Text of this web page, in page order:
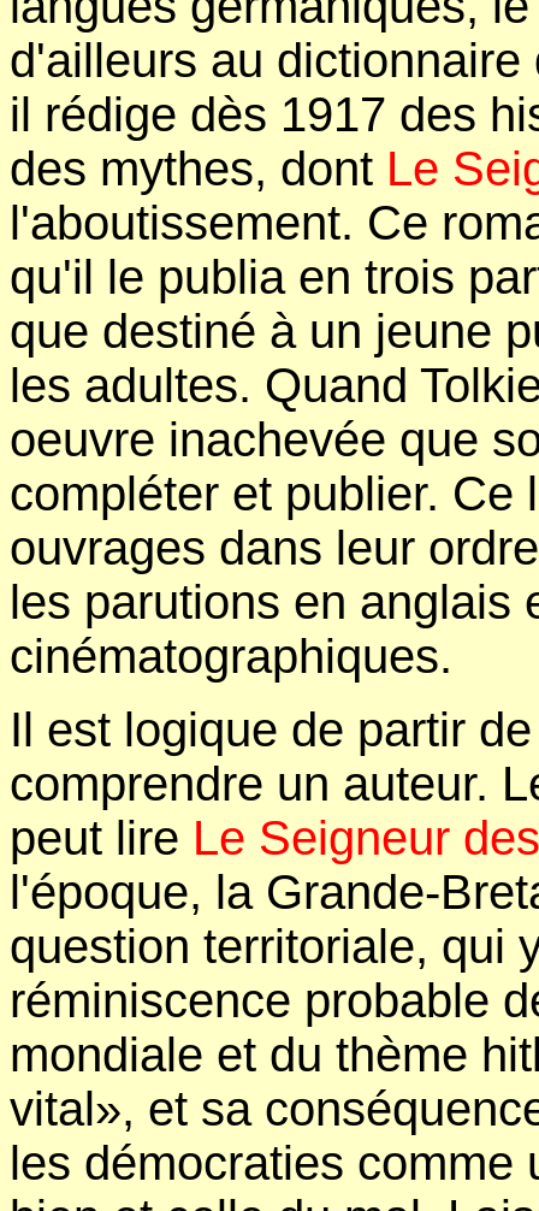
d'ailleurs au
il rédige dès 1917 des
des mythes, dont Le
l'aboutissement. Ce
qu'il le publia en trois
que destiné à un jeune
les adultes. Quand
oeuvre inachevée que
compléter et publier. Ce
ouvrages dans leur
les parutions en anglais
cinématographiques.
Il est logique de partir
comprendre un auteur.
peut lire Le Seigneur
l'époque, la Grande-
question territoriale, qui
réminiscence probable
mondiale et du thème
vital», et sa
les démocraties comme